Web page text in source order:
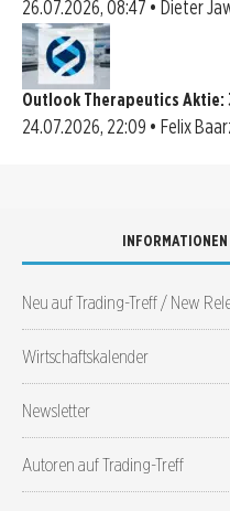
26.07.2026, 08:47 • Dieter
Outlook Therapeutics Aktie:
24.07.2026, 22:09 • Felix
Neu auf Trading-Treff / New
Wirtschaftskalender
Newsletter
Autoren auf Trading-Treff